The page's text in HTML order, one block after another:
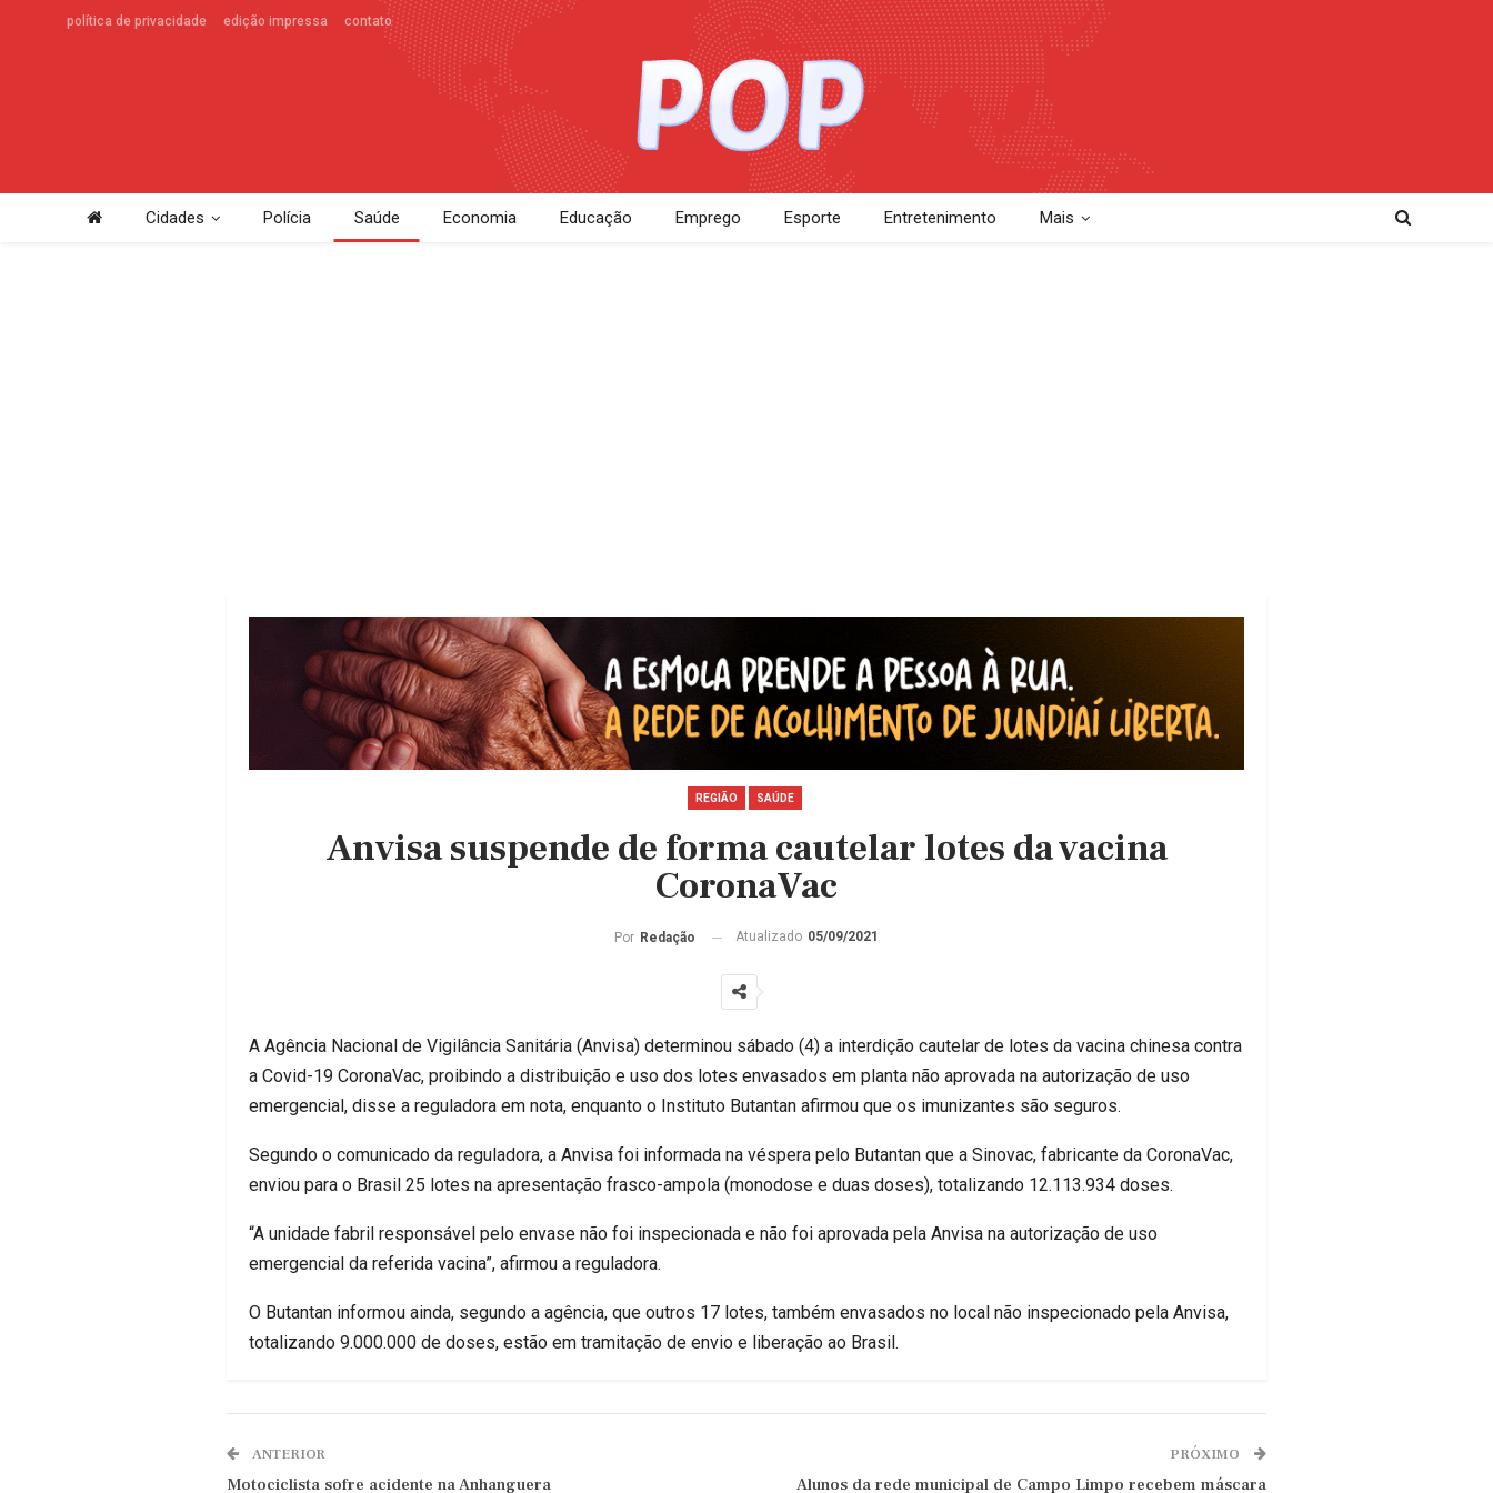
política de privacidade edição impressa contato
Cidades Polícia Saúde Economia Educação Emprego Esporte Entretenimento Mais
REGIÃO SAÚDE
Anvisa suspende de forma cautelar lotes da vacina
CoronaVac
Por Redação Atualizado 05/09/2021
A Agência Nacional de Vigilância Sanitária (Anvisa) determinou sábado (4) a interdição cautelar de lotes da vacina chinesa contra
a Covid-19 CoronaVac, proibindo a distribuição e uso dos lotes envasados em planta não aprovada na autorização de uso
emergencial, disse a reguladora em nota, enquanto o Instituto Butantan afirmou que os imunizantes são seguros.
Segundo o comunicado da reguladora, a Anvisa foi informada na véspera pelo Butantan que a Sinovac, fabricante da CoronaVac,
enviou para o Brasil 25 lotes na apresentação frasco-ampola (monodose e duas doses), totalizando 12.113.934 doses.
“A unidade fabril responsável pelo envase não foi inspecionada e não foi aprovada pela Anvisa na autorização de uso
emergencial da referida vacina”, afirmou a reguladora.
O Butantan informou ainda, segundo a agência, que outros 17 lotes, também envasados no local não inspecionado pela Anvisa,
totalizando 9.000.000 de doses, estão em tramitação de envio e liberação ao Brasil.
ANTERIOR
Motociclista sofre acidente na Anhanguera
PRÓXIMO
Alunos da rede municipal de Campo Limpo recebem máscara